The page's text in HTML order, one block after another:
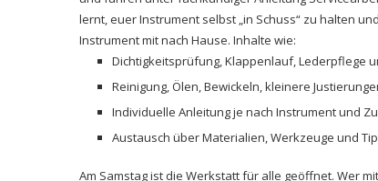
lernt, euer Instrument selbst „in Schuss“ zu halten
Instrument mit nach Hause. Inhalte wie:
Dichtigkeitsprüfung, Klappenlauf, Lederpflege
Reinigung, Ölen, Bewickeln, kleinere
Individuelle Anleitung je nach Instrument und
Austausch über Materialien, Werkzeuge und
Am Samstag ist die Werkstatt für alle geöffnet. Wer